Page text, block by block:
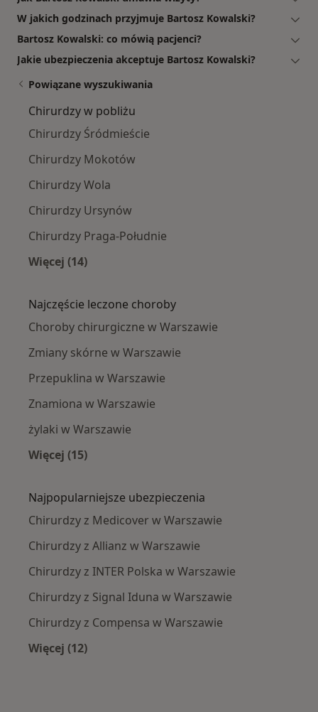
W jakich godzinach przyjmuje Bartosz Kowalski?
Bartosz Kowalski: co mówią pacjenci?
Jakie ubezpieczenia akceptuje Bartosz Kowalski?
Powiązane wyszukiwania
Chirurdzy w pobliżu
Chirurdzy Śródmieście
Chirurdzy Mokotów
Chirurdzy Wola
Chirurdzy Ursynów
Chirurdzy Praga-Południe
Więcej (14)
Najczęście leczone choroby
Choroby chirurgiczne w Warszawie
Zmiany skórne w Warszawie
Przepuklina w Warszawie
Znamiona w Warszawie
żylaki w Warszawie
Więcej (15)
Najpopularniejsze ubezpieczenia
Chirurdzy z Medicover w Warszawie
Chirurdzy z Allianz w Warszawie
Chirurdzy z INTER Polska w Warszawie
Chirurdzy z Signal Iduna w Warszawie
Chirurdzy z Compensa w Warszawie
Więcej (12)